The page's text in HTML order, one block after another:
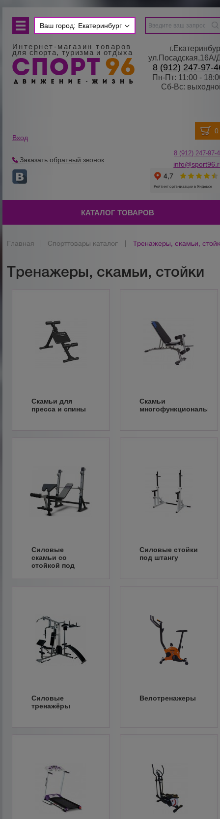
Ваш город: Екатеринбург
Интернет-магазин товаров
для спорта, туризма и отдыха
8 (912) 247-97-
Пн-Пт: 11:00 -
Сб-Вс:
Вход
Заказать обратный звонок
8 (912) 247-97-
КАТАЛОГ ТОВАРОВ
Главная Спорттовары каталог Тренажеры, скамьи,
Тренажеры, скамьи, стойки
Скамьи для
пресса и спины
Скамьи
Силовые
скамьи со
стойкой под
Силовые стойки
под штангу
Силовые
тренажёры
Велотренажеры